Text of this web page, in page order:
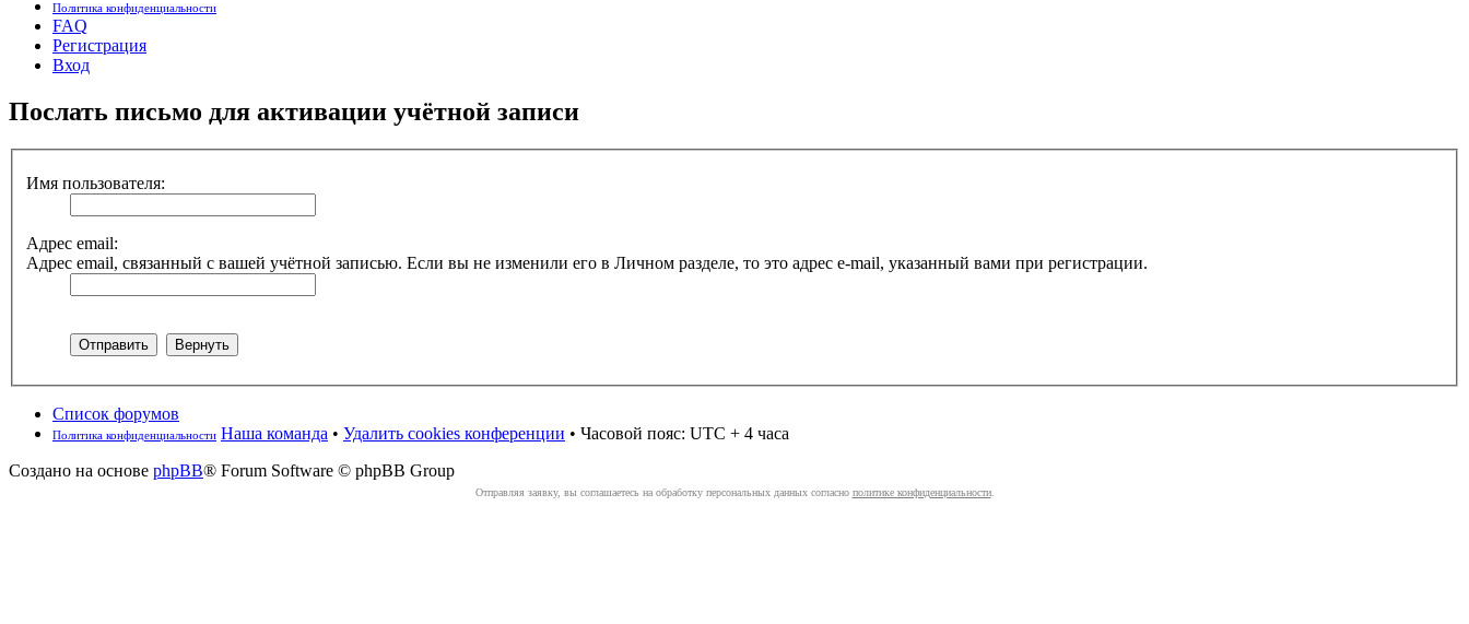
Политика конфиденциальности
FAQ
Регистрация
Вход
Послать письмо для активации учётной записи
Имя пользователя:
Адрес email:
Адрес email, связанный с вашей учётной записью. Если вы не изменили его в Личном разделе, то это адрес e-mail, указанный вами при регистрации.
Список форумов
Политика конфиденциальности Наша команда • Удалить cookies конференции • Часовой пояс: UTC + 4 часа
Создано на основе phpBB® Forum Software © phpBB Group
Отправляя заявку, вы соглашаетесь на обработку персональных данных согласно политике конфиденциальности.